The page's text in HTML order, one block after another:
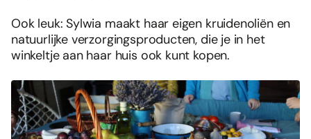
Ook leuk: Sylwia maakt haar eigen kruidenoliën en
natuurlijke verzorgingsproducten, die je in het
winkeltje aan haar huis ook kunt kopen.